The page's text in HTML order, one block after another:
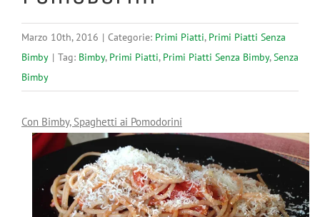
Marzo 10th, 2016 | Categorie: Primi Piatti, Primi Piatti Senza
Bimby | Tag: Bimby, Primi Piatti, Primi Piatti Senza Bimby,Senza
Bimby
Con Bimby, Spaghetti ai Pomodorini